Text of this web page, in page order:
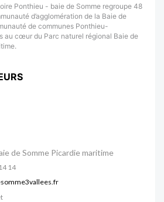
Ponthieu - baie de Somme regroupe 48
d’agglomération de la Baie de
de communes Ponthieu-
au cœur du Parc naturel régional Baie de
de Somme Picardie maritime
14